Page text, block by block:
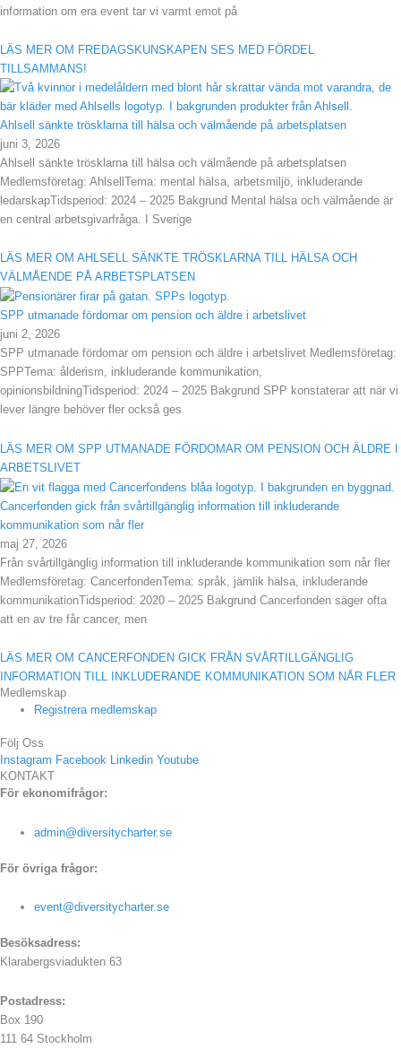
information om era event tar vi varmt emot på
LÄS MER OM FREDAGSKUNSKAPEN SES MED FÖRDEL
TILLSAMMANS!
Ahlsell sänkte trösklarna till hälsa och välmående på arbetsplatsen
juni 3, 2026
Ahlsell sänkte trösklarna till hälsa och välmående på arbetsplatsen
Medlemsföretag: AhlsellTema: mental hälsa, arbetsmiljö, inkluderande
ledarskapTidsperiod: 2024 – 2025 Bakgrund Mental hälsa och välmående är
en central arbetsgivarfråga. I Sverige
LÄS MER OM AHLSELL SÄNKTE TRÖSKLARNA TILL HÄLSA OCH
VÄLMÅENDE PÅ ARBETSPLATSEN
SPP utmanade fördomar om pension och äldre i arbetslivet
juni 2, 2026
SPP utmanade fördomar om pension och äldre i arbetslivet Medlemsföretag:
SPPTema: ålderism, inkluderande kommunikation,
opinionsbildningTidsperiod: 2024 – 2025 Bakgrund SPP konstaterar att när vi
lever längre behöver fler också ges
LÄS MER OM SPP UTMANADE FÖRDOMAR OM PENSION OCH ÄLDRE I
ARBETSLIVET
Cancerfonden gick från svårtillgänglig information till inkluderande
kommunikation som når fler
maj 27, 2026
Från svårtillgänglig information till inkluderande kommunikation som når fler
Medlemsföretag: CancerfondenTema: språk, jämlik hälsa, inkluderande
kommunikationTidsperiod: 2020 – 2025 Bakgrund Cancerfonden säger ofta
att en av tre får cancer, men
LÄS MER OM CANCERFONDEN GICK FRÅN SVÅRTILLGÄNGLIG
INFORMATION TILL INKLUDERANDE KOMMUNIKATION SOM NÅR FLER
Medlemskap
Registrera medlemskap
Följ Oss
Instagram Facebook Linkedin Youtube
KONTAKT
För ekonomifrågor:
admin@diversitycharter.se
För övriga frågor:
event@diversitycharter.se
Besöksadress:
Klarabergsviadukten 63
Postadress:
Box 190
111 64 Stockholm